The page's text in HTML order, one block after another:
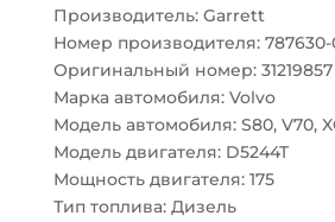
Производитель: Garrett
Номер производителя: 787630-
Оригинальный номер: 31219857
Марка автомобиля: Volvo
Модель автомобиля: S80, V70,
Модель двигателя: D5244T
Мощность двигателя: 175
Тип топлива: Дизель